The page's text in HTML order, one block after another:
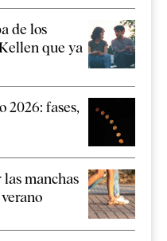
de los
que ya
2026: fases,
manchas